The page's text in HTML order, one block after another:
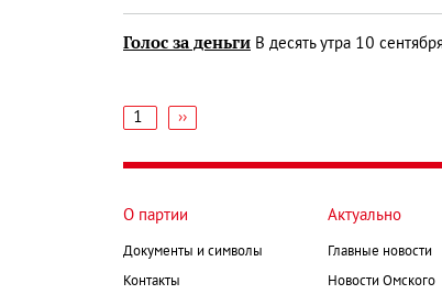
Голос за деньги В десять утра 10
страниц
1
Следующая
››
О партии
Документы и символы
Контакты
Актуально
Главные новости
Новости Омского